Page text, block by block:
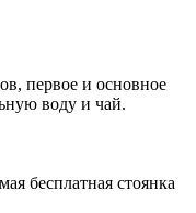
первое и основное
воду и чай.
бесплатная стоянка